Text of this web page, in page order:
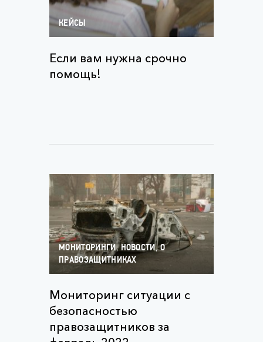
КЕЙСЫ
Если вам нужна срочно
помощь!
МОНИТОРИНГИ,НОВОСТИ,О
ПРАВОЗАЩИТНИКАХ
Мониторинг ситуации с
безопасностью
правозащитников за